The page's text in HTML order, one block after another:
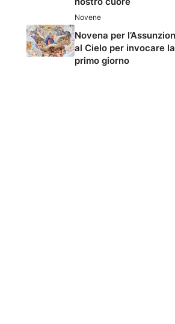
Novene
Novena per
al Cielo per invocare
primo giorno